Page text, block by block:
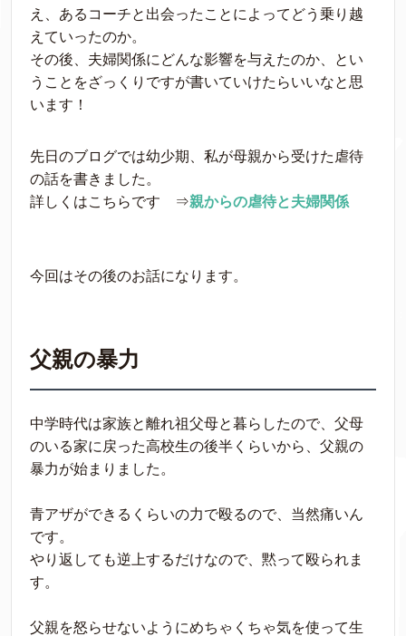
え、あるコーチと出会ったことによってどう乗り越
えていったのか。
その後、夫婦関係にどんな影響を与えたのか、とい
うことをざっくりですが書いていけたらいいなと思
います！
先日のブログでは幼少期、私が母親から受けた虐待
の話を書きました。
詳しくはこちらです ⇒親からの虐待と夫婦関係
今回はその後のお話になります。
父親の暴力
中学時代は家族と離れ祖父母と暮らしたので、父母
のいる家に戻った高校生の後半くらいから、父親の
暴力が始まりました。
青アザができるくらいの力で殴るので、当然痛いん
です。
やり返しても逆上するだけなので、黙って殴られま
す。
父親を怒らせないようにめちゃくちゃ気を使って生